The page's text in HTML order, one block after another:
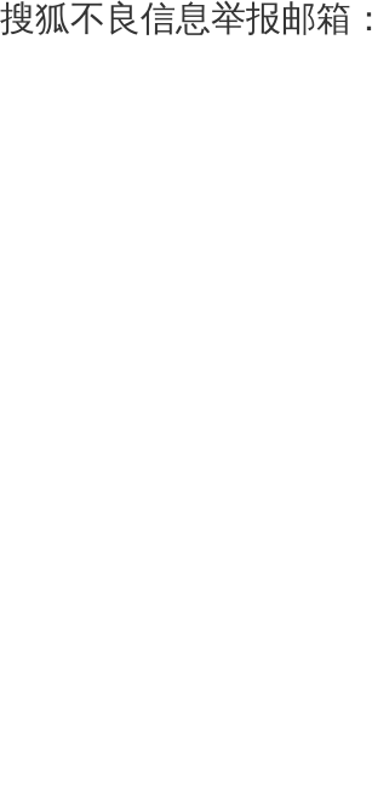
搜狐不良信息举报邮箱：